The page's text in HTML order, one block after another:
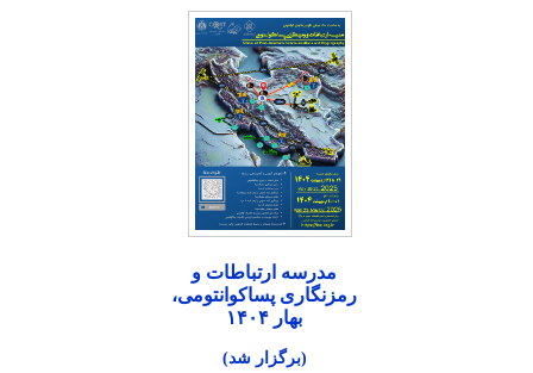
مدرسه ارتباطات و
رمزنگاری پساکوانتومی،
بهار ۱۴۰۴
(برگزار شد)